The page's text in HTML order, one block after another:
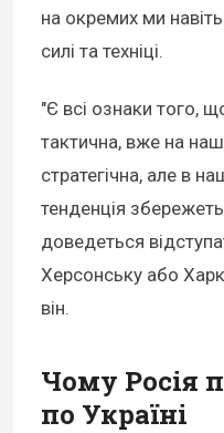
на окремих ми
силі та техніці.
"Є всі ознаки того,
тактична, вже на
стратегічна, але в
тенденція
доведеться
Херсонську або
він.
Чому Росія
по Україні